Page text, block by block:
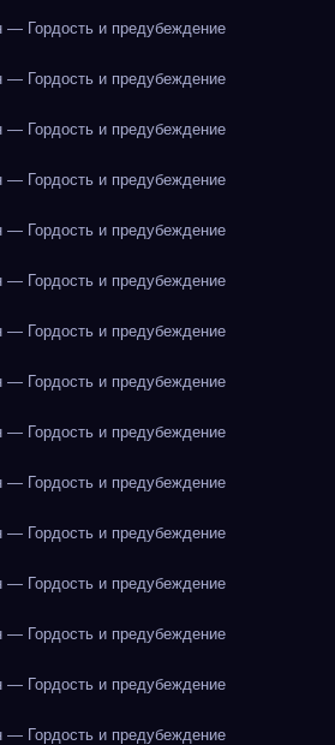
— Гордость и предубеждение
— Гордость и предубеждение
— Гордость и предубеждение
— Гордость и предубеждение
— Гордость и предубеждение
— Гордость и предубеждение
— Гордость и предубеждение
— Гордость и предубеждение
— Гордость и предубеждение
— Гордость и предубеждение
— Гордость и предубеждение
— Гордость и предубеждение
— Гордость и предубеждение
— Гордость и предубеждение
— Гордость и предубеждение